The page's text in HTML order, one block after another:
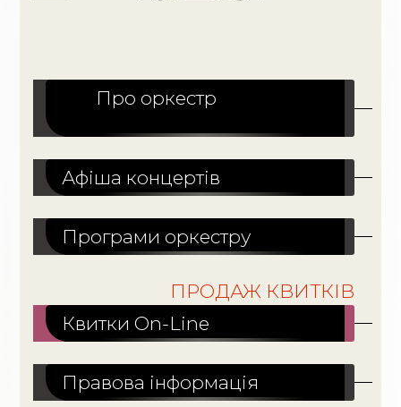
Про оркестр
Афіша концертів
Програми оркестру
ПРОДАЖ КВИТКІВ
Квитки On-Line
Правова інформація